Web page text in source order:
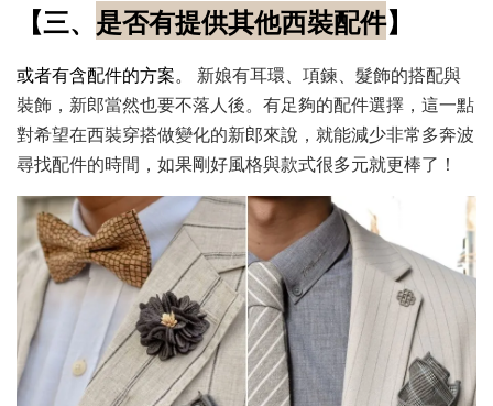
【三、 是否有提供其他西裝配件】
或者有含配件的方案。
新娘有耳環、項鍊、髮飾的搭配與
裝飾，新郎當然也要不落人後。有足夠的配件選擇，這一點
對希望在西裝穿搭做變化的新郎來說，就能減少非常多奔波
尋找配件的時間，如果剛好風格與款式很多元就更棒了！